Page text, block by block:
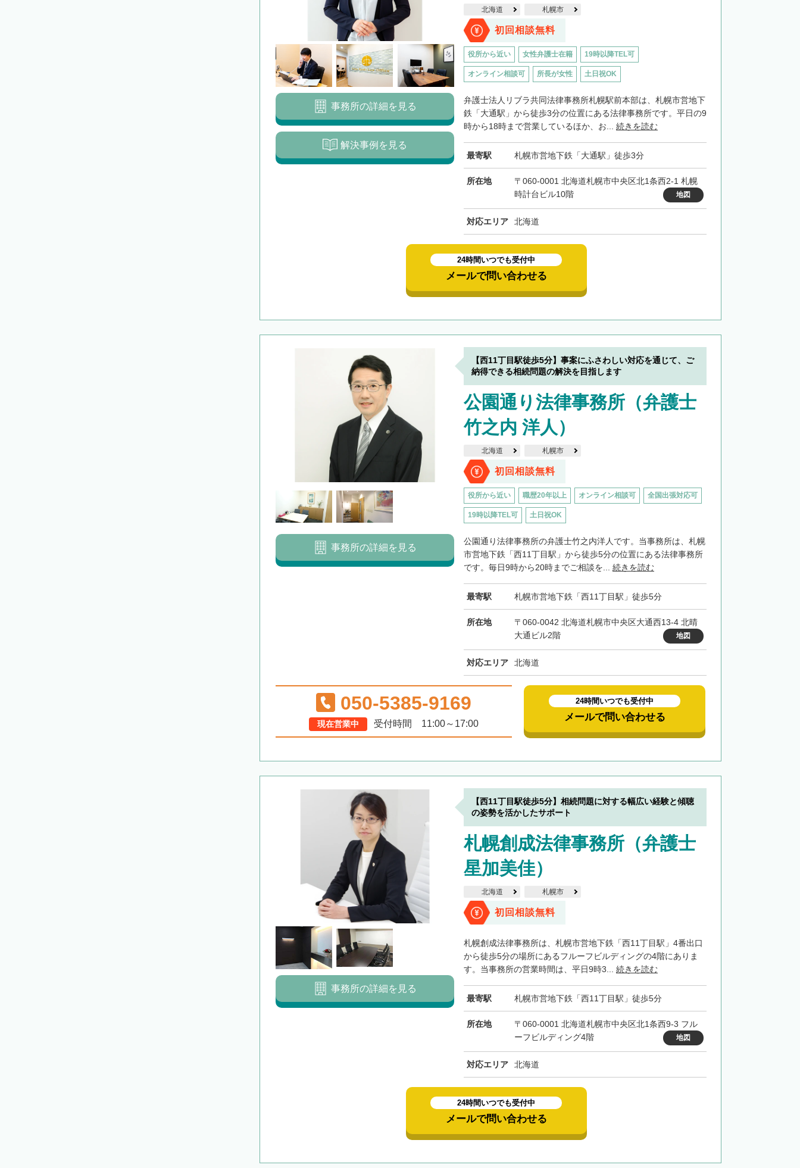
河東郡上士幌町 河東郡鹿追町 河西郡芽室町 河西郡中札内村
足寄郡足寄町 十勝郡浦幌町
川上郡標茶町 川上郡弟子屈町 阿寒郡鶴居村 白糠郡白糠町 野付郡別海町 標津郡中標津町
標津郡標津町 目梨郡羅臼町
北海道 札幌市
初回相談無料
役所から近い 女性弁護士在籍 19時以降TEL可
オンライン相談可 所長が女性 土日祝OK
弁護士法人リブラ共同法律事務所札幌駅前本部は、札幌市営地下
鉄「大通駅」から徒歩3分の位置にある法律事務所です。平日の9
時から18時まで営業しているほか、お... 続きを読む
最寄駅 札幌市営地下鉄「大通駅」徒歩3分
所在地
〒060-0001 北海道札幌市中央区北1条西2-1 札幌
時計台ビル10階
地図
対応エリア 北海道
事務所の詳細を見る
解決事例を見る
24時間いつでも受付中
メールで問い合わせる
【西11丁目駅徒歩5分】事案にふさわしい対応を通じて、ご
納得できる相続問題の解決を目指します
公園通り法律事務所（弁護士
竹之内 洋人）
北海道 札幌市
初回相談無料
役所から近い 職歴20年以上 オンライン相談可 全国出張対応可
19時以降TEL可 土日祝OK
公園通り法律事務所の弁護士竹之内洋人です。当事務所は、札幌
市営地下鉄「西11丁目駅」から徒歩5分の位置にある法律事務所
です。毎日9時から20時までご相談を... 続きを読む
最寄駅 札幌市営地下鉄「西11丁目駅」徒歩5分
所在地
〒060-0042 北海道札幌市中央区大通西13-4 北晴
大通ビル2階
地図
対応エリア 北海道
事務所の詳細を見る
050-5385-9169
現在営業中 受付時間 11:00～17:00
24時間いつでも受付中
メールで問い合わせる
【西11丁目駅徒歩5分】相続問題に対する幅広い経験と傾聴
の姿勢を活かしたサポート
札幌創成法律事務所（弁護士
星加美佳）
北海道 札幌市
初回相談無料
札幌創成法律事務所は、札幌市営地下鉄「西11丁目駅」4番出口
から徒歩5分の場所にあるフルーフビルディングの4階にありま
す。当事務所の営業時間は、平日9時3... 続きを読む
最寄駅 札幌市営地下鉄「西11丁目駅」徒歩5分
所在地
〒060-0001 北海道札幌市中央区北1条西9-3 フル
ーフビルディング4階
地図
対応エリア 北海道
事務所の詳細を見る
24時間いつでも受付中
メールで問い合わせる